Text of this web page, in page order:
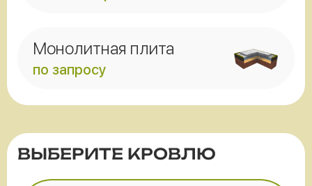
Монолитная плита
по запросу
ВЫБЕРИТЕ КРОВЛЮ